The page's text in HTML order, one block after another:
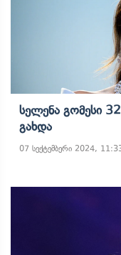
Სელენა Გომესი
Გახდა
07 სექტემბერი 2024,